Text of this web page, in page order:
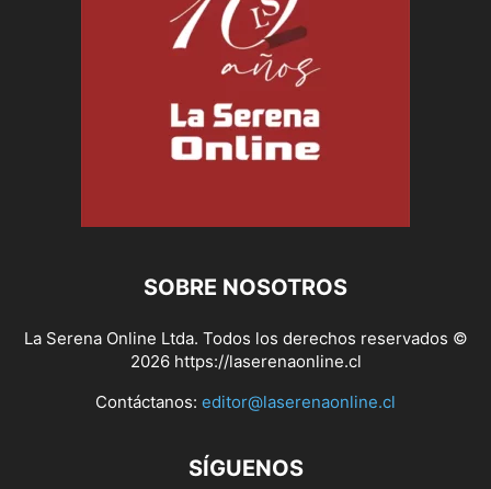
SOBRE NOSOTROS
La Serena Online Ltda. Todos los derechos reservados ©
2026 https://laserenaonline.cl
Contáctanos: editor@laserenaonline.cl
SÍGUENOS